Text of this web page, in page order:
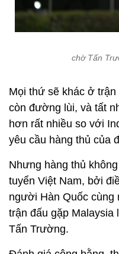
chờ Tấn
Mọi thứ sẽ khác ở
còn đường lùi, và tất
hơn rất nhiều so với
yêu cầu hàng thủ của
Nhưng hàng thủ
tuyển Việt Nam, bởi
người Hàn Quốc
trận đấu gặp Malaysia
Tấn Trường.